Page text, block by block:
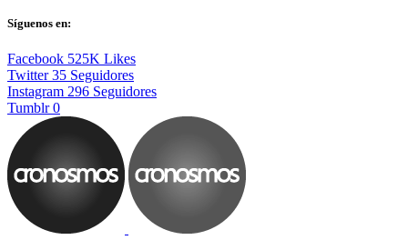
Síguenos en:
Facebook 525K Likes
Twitter 35 Seguidores
Instagram 296 Seguidores
Tumblr 0